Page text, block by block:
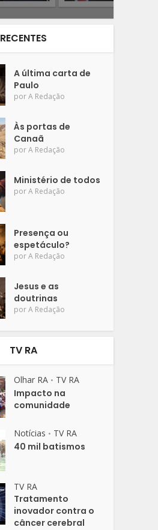
RECENTES
A última carta de
Paulo
porA Redação
Às portas de
Canaã
porA Redação
Ministério de todos
porA Redação
Presença ou
espetáculo?
porA Redação
Jesus e as
doutrinas
porA Redação
TV RA
Olhar RA • TV RA
Impacto na
comunidade
Notícias • TV RA
40 mil batismos
TV RA
Tratamento
inovador contra o
câncer cerebral